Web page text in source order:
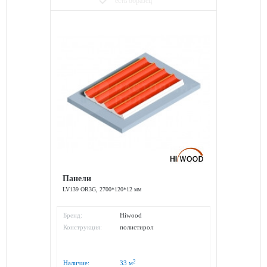
Панели
LV139 OR3G, 2700*120*12 мм
Бренд:
Hiwood
Конструкция:
полистирол
Наличие: 33 м2